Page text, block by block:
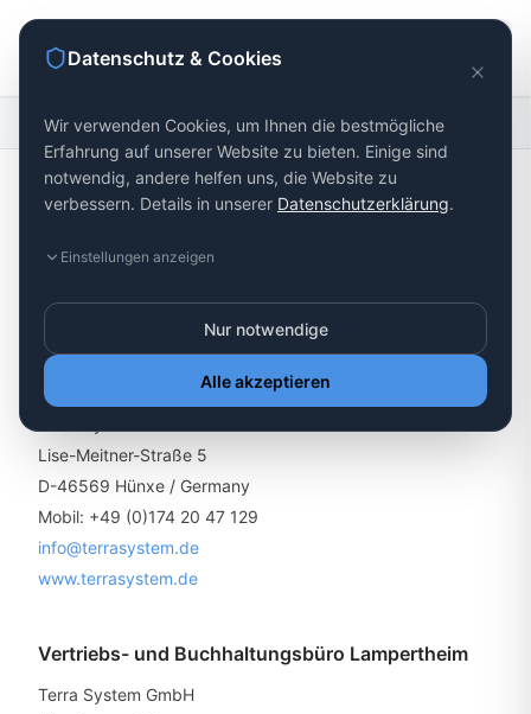
Startseite impressum
Impressum
Verantwortlich für den Inhalt der Seiten:
Lise-Meitner-Straße 5
D-46569 Hünxe / Germany
Mobil: +49 (0)174 20 47 129
info@terrasystem.de
www.terrasystem.de
Vertriebs- und Buchhaltungsbüro Lampertheim
Terra System GmbH
Datenschutz & Cookies
Wir verwenden Cookies, um Ihnen die bestmögliche
Erfahrung auf unserer Website zu bieten. Einige sind
notwendig, andere helfen uns, die Website zu
verbessern. Details in unserer Datenschutzerklärung.
Einstellungen anzeigen
Nur notwendige
Alle akzeptieren